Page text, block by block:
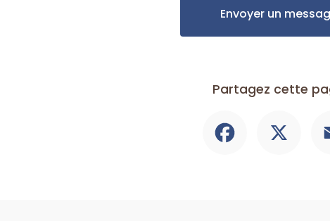
Envoyer un
Partagez cette